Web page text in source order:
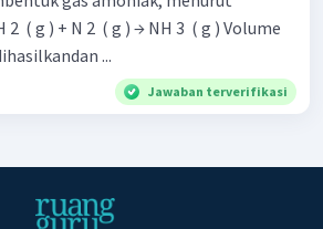
...
Jawaban terverifikasi